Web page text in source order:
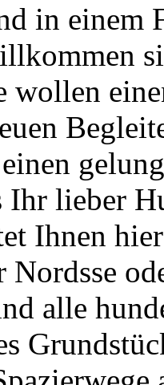
in einem
wollen
Ihr lieber
Ihnen
Nordsse
alle